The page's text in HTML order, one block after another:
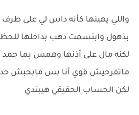
واللي يهينها كأنه داس لي على
بذهول وابتسمت دهب بداخلها
لكنه مال على أذنها وهمس بما جمد
ماتفرحيش قوي أنا بس مابحبش حد
لكن الحساب الحقيقي هيبتدي